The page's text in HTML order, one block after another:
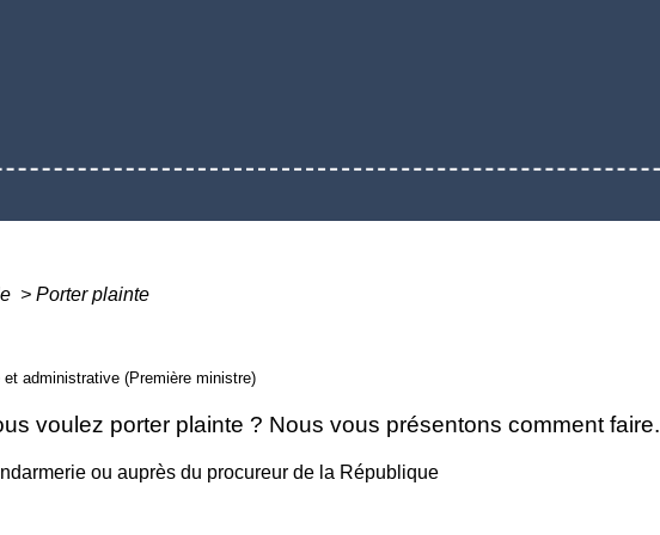
> Porter plainte
administrative (Première ministre)
voulez porter plainte ? Nous vous présentons comment faire.